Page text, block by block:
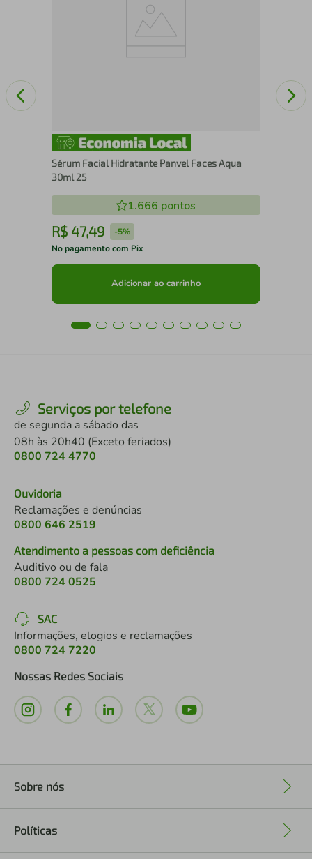
Sérum Facial Hidratante Panvel Faces Aqua
30ml 25
1.666 pontos
R$ 47,49 -5%
No pagamento com Pix
Adicionar ao carrinho
Serviços por telefone
de segunda a sábado das
08h às 20h40 (Exceto feriados)
0800 724 4770
Ouvidoria
Reclamações e denúncias
0800 646 2519
Atendimento a pessoas com deficiência
Auditivo ou de fala
0800 724 0525
SAC
Informações, elogios e reclamações
0800 724 7220
Nossas Redes Sociais
Sobre nós
Políticas